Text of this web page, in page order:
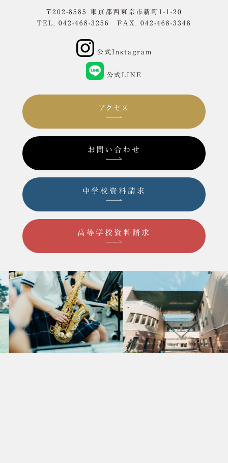
〒202-8585 東京都西東京市新町1-1-20
TEL. 042-468-3256 FAX. 042-468-3348
公式Instagram
公式LINE
アクセス
お問い合わせ
中学校資料請求
高等学校資料請求